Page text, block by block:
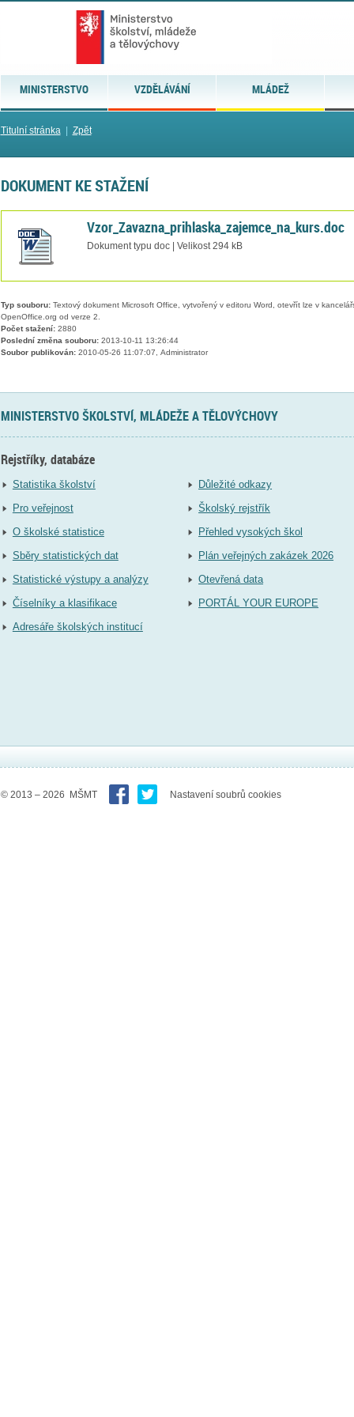
MINISTERSTVO VZDĚLÁVÁNÍ MLÁDEŽ
Titulní stránka| Zpět
DOKUMENT KE STAŽENÍ
Vzor_Zavazna_prihlaska_zajemce_na_kurs.doc
Dokument typu doc | Velikost 294 kB
Typ souboru:Textový dokument Microsoft Office, vytvořený v editoru Word, otevřít lze v
OpenOffice.org od verze 2.
Počet stažení:2880
Poslední změna souboru:2013-10-11 13:26:44
Soubor publikován:2010-05-26 11:07:07, Administrator
MINISTERSTVO ŠKOLSTVÍ, MLÁDEŽE A TĚLOVÝCHOVY
Rejstříky, databáze
Statistika školství
Pro veřejnost
O školské statistice
Sběry statistických dat
Statistické výstupy a analýzy
Číselníky a klasifikace
Adresáře školských institucí
Důležité odkazy
Školský rejstřík
Přehled vysokých škol
Plán veřejných zakázek 2026
Otevřená data
PORTÁL YOUR EUROPE
© 2013 – 2026 MŠMT Nastavení soubrů cookies